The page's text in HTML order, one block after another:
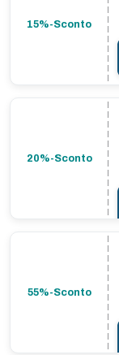
15%-Sconto
20%-Sconto
55%-Sconto